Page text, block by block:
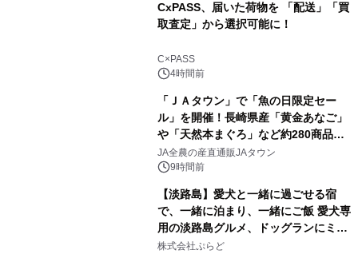
CxPASS、届いた荷物を 「配送」「買
取査定」から選択可能に！
C×PASS
4時間前
「ＪＡタウン」で「魚の日限定セー
ル」を開催！長崎県産「黄金あなご」
や「天然本まぐろ」など約280商品を
販売！～毎月１０日の定例企画～
JA全農の産直通販JAタウン
9時間前
【淡路島】愛犬と一緒に過ごせる宿
で、一緒に泊まり、一緒にご飯 愛犬専
用の淡路島グルメ、ドッグランにミニ
プール グランピングとトレーラーハウ
株式会社ぷらど